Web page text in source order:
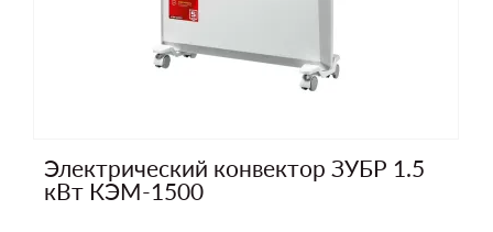
Электрический конвектор ЗУБР 1.5
кВт КЭМ-1500